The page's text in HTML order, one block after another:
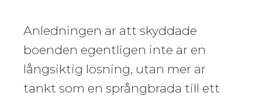
Anledningen är att skyddade
boenden egentligen inte är en
långsiktig lösning, utan mer är
tänkt som en språngbräda till ett